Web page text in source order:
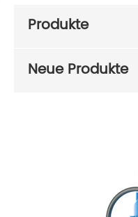
Produkte
Neue Produkte